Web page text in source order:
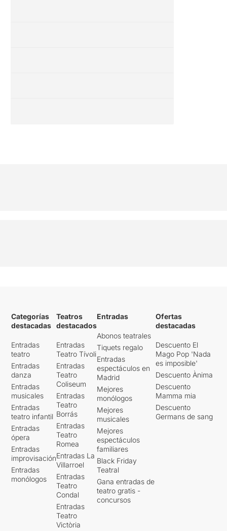
Categorías
destacadas
Entradas
teatro
Entradas
danza
Entradas
musicales
Entradas
teatro infantil
Entradas
ópera
Entradas
improvisación
Entradas
monólogos
Teatros
destacados
Entradas
Teatro Tívoli
Entradas
Teatro
Coliseum
Entradas
Teatro
Borrás
Entradas
Teatro
Romea
Entradas La
Villarroel
Entradas
Teatro
Condal
Entradas
Teatro
Victòria
Entradas
Abonos teatrales
Tiquets regalo
Entradas
espectáculos en
Madrid
Mejores
monólogos
Mejores
musicales
Mejores
espectáculos
familiares
Black Friday
Teatral
Gana entradas de
teatro gratis -
concursos
Ofertas
destacadas
Descuento El
Mago Pop 'Nada
es imposible'
Descuento Ànima
Descuento
Mamma mia
Descuento
Germans de sang